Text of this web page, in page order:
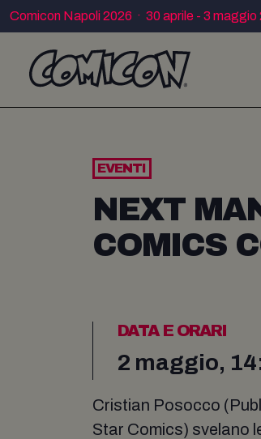
Comicon Napoli 2026 · 30 aprile - 3 maggio
EVENTI
NEXT
COMICS
DATA E ORARI
2 maggio,
Cristian Posocco
Star Comics) svelano